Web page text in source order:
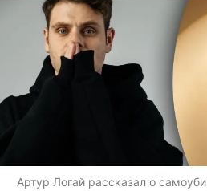
Артур Логай рассказал о